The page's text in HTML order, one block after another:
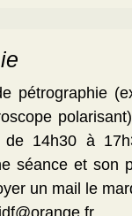
pétrographie
de 14h30 à
séance et son
un mail le